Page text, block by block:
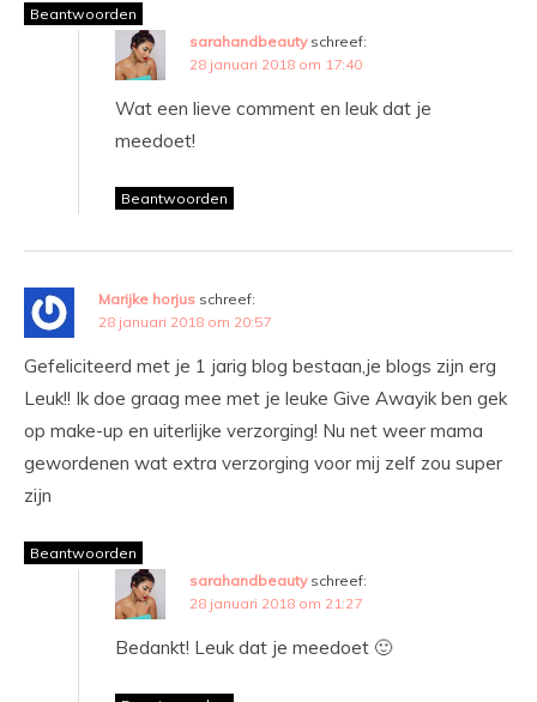
Beantwoorden
sarahandbeauty schreef:
28 januari 2018 om 17:40
Wat een lieve comment en leuk dat je
meedoet!
Beantwoorden
Marijke horjus schreef:
28 januari 2018 om 20:57
Gefeliciteerd met je 1 jarig blog bestaan,je blogs zijn erg
Leuk!! Ik doe graag mee met je leuke Give Awayik ben gek
op make-up en uiterlijke verzorging! Nu net weer mama
gewordenen wat extra verzorging voor mij zelf zou super
zijn
Beantwoorden
sarahandbeauty schreef:
28 januari 2018 om 21:27
Bedankt! Leuk dat je meedoet 🙂